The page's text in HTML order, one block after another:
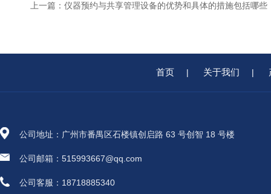
上一篇： 仪器预约与共享管理设备的优势和具体的措施包括哪些
首页 | 关于我们 |
公司地址：广州市番禺区石楼镇创启路 63 号创智 18 号楼
公司邮箱：515993667@qq.com
公司客服：18718885340